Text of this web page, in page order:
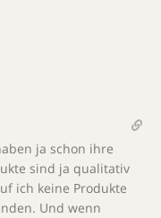
ja schon ihre
sind ja qualitativ
ich keine Produkte
Und wenn